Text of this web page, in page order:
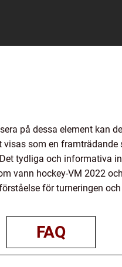
på dessa element kan
visas som en framträdande
tydliga och informativa
vann hockey-VM 2022
för turneringen
FAQ